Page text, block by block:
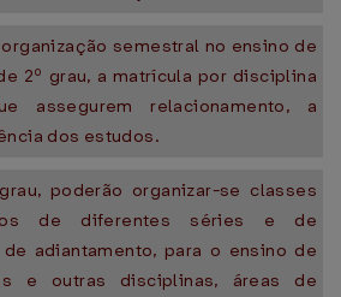
semestral no ensino de
2º grau, a matrícula por disciplina
assegurem relacionamento, a
dos estudos.
poderão organizar-se classes
de diferentes séries e de
adiantamento, para o ensino de
e outras disciplinas, áreas de